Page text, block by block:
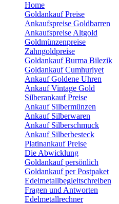
Home
Goldankauf Preise
Ankaufspreise Goldbarren
Ankaufspreise Altgold
Goldmünzenpreise
Zahngoldpreise
Goldankauf Burma Bilezik
Goldankauf Cumhuriyet
Ankauf Goldene Uhren
Ankauf Vintage Gold
Silberankauf Preise
Ankauf Silbermünzen
Ankauf Silberwaren
Ankauf Silberschmuck
Ankauf Silberbesteck
Platinankauf Preise
Die Abwicklung
Goldankauf persönlich
Goldankauf per Postpaket
Edelmetallbegleitschreiben
Fragen und Antworten
Edelmetallrechner